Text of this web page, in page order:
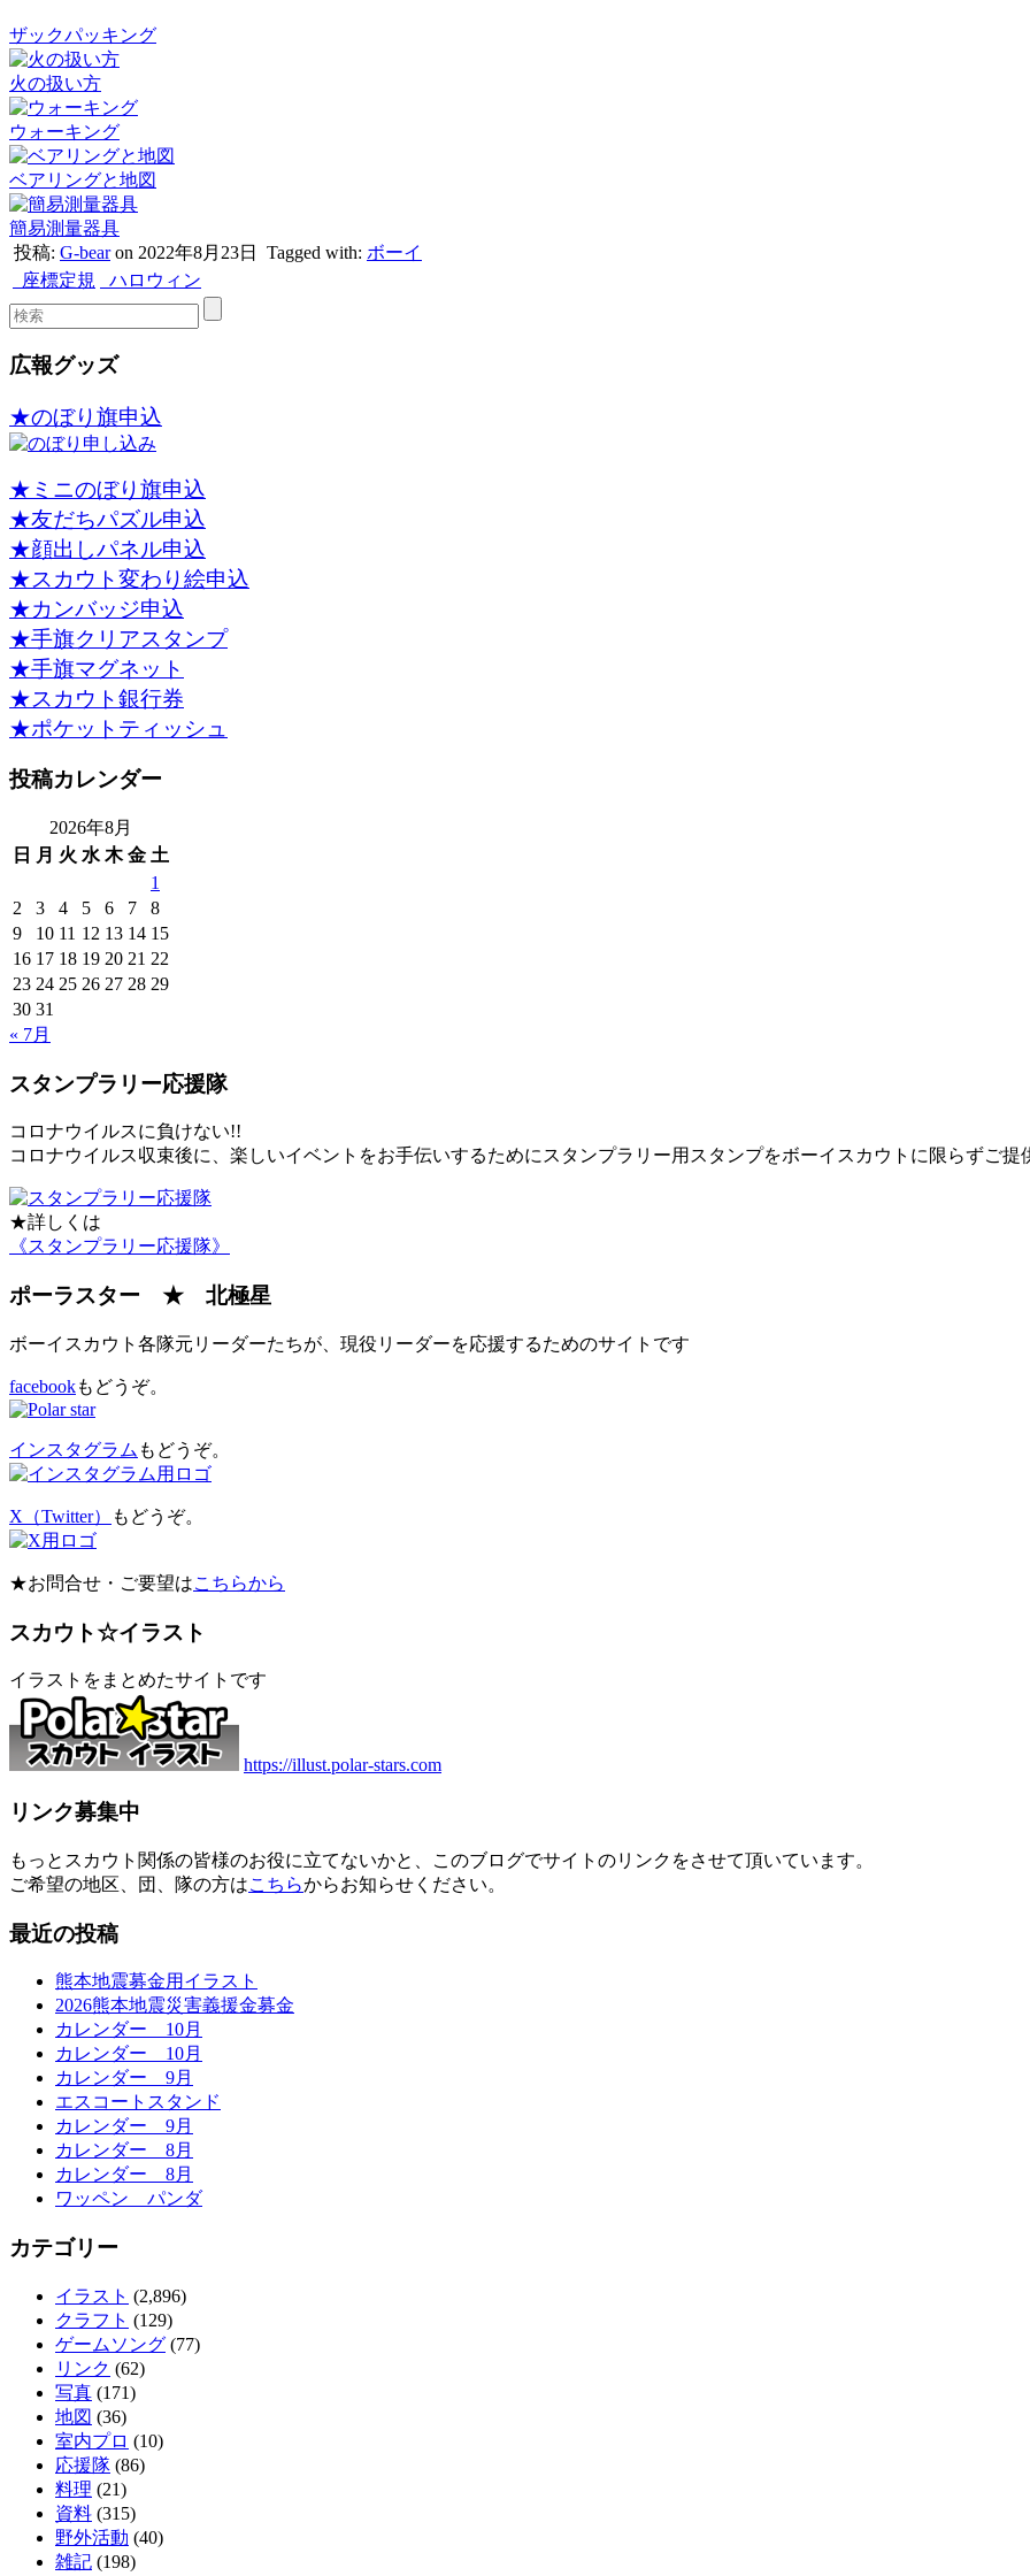
ザックパッキング
火の扱い方
ウォーキング
ベアリングと地図
簡易測量器具
投稿: G-bearon 2022年8月23日 Tagged with: ボーイ
座標定規
ハロウィン
広報グッズ
★のぼり旗申込
★ミニのぼり旗申込
★友だちパズル申込
★顔出しパネル申込
★スカウト変わり絵申込
★カンバッジ申込
★手旗クリアスタンプ
★手旗マグネット
★スカウト銀行券
★ポケットティッシュ
投稿カレンダー
2026年8月
日
月 火 水 木 金 土
1
2
3 4 5 6 7
8
9
10 11 12 13 14 15
16 17 18 19 20 21 22
23 24 25 26 27 28 29
30 31
« 7月
スタンプラリー応援隊
コロナウイルスに負けない!!
コロナウイルス収束後に、楽しいイベントをお手伝いするためにスタンプラリー用スタンプをボーイスカウトに限らずご提
★詳しくは
《スタンプラリー応援隊》
ポーラスター ★ 北極星
ボーイスカウト各隊元リーダーたちが、現役リーダーを応援するためのサイトです
facebookもどうぞ。
インスタグラム もどうぞ。
X（Twitter） もどうぞ。
★お問合せ・ご要望はこちらから
スカウト☆イラスト
イラストをまとめたサイトです
https://illust.polar-stars.com
リンク募集中
もっとスカウト関係の皆様のお役に立てないかと、このブログでサイトのリンクをさせて頂いています。
ご希望の地区、団、隊の方はこちらからお知らせください。
最近の投稿
熊本地震募金用イラスト
2026熊本地震災害義援金募金
カレンダー 10月
カレンダー 10月
カレンダー 9月
エスコートスタンド
カレンダー 9月
カレンダー 8月
カレンダー 8月
ワッペン パンダ
カテゴリー
イラスト (2,896)
クラフト (129)
ゲームソング (77)
リンク (62)
写真 (171)
地図 (36)
室内プロ (10)
応援隊 (86)
料理 (21)
資料 (315)
野外活動 (40)
雑記 (198)